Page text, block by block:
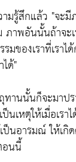
มรู้สึกแล้ว "จะ
ภาพอันนั้นถ้าจ
องเราที่เราไ
ด้"
ทานนั้นก็จะมาป
ป็นเหตุให้เมื่อเร
นอารมณ์ ให้เกิ
อนนี้